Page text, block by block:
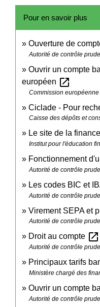
Pour en savoir plus
Ouverture de
Autorité de contrôle
Ouvrir un compte
européen open_in_new
Commission européenne
Ciclade - Pour
Caisse des dépôts et
Le site de la
Institut pour l'éducation
Fonctionnement
Autorité de contrôle
Les codes BIC et
Autorité de contrôle
Virement SEPA et
Autorité de contrôle
Droit au compte open_in_new
Autorité de contrôle
Principaux tarifs
Ministère chargé des
Ouvrir un compte
Autorité de contrôle